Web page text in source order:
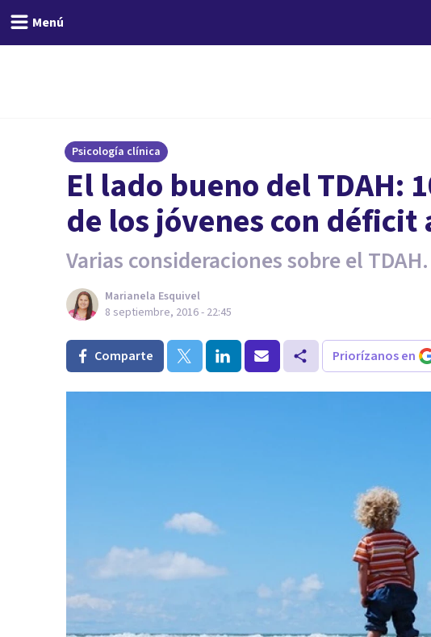
Menú
Psicología clínica
​El lado bueno del TDAH:
de los jóvenes con
Varias consideraciones sobre el TDAH.
Marianela Esquivel
8 septiembre, 2016 - 22:45
Comparte Priorízanos en